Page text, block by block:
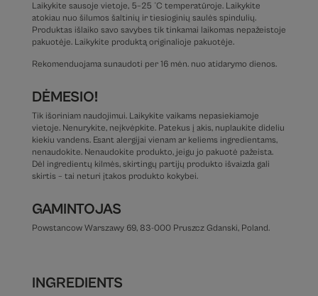
Laikykite sausoje vietoje, 5–25 °C temperatūroje. Laikykite
atokiau nuo šilumos šaltinių ir tiesioginių saulės spindulių.
Produktas išlaiko savo savybes tik tinkamai laikomas nepažeistoje
pakuotėje. Laikykite produktą originalioje pakuotėje.
Rekomenduojama sunaudoti per 16 mėn. nuo atidarymo dienos.
DĖMESIO!
Tik išoriniam naudojimui. Laikykite vaikams nepasiekiamoje
vietoje. Nenurykite, neįkvėpkite. Patekus į akis, nuplaukite dideliu
kiekiu vandens. Esant alergijai vienam ar keliems ingredientams,
nenaudokite. Nenaudokite produkto, jeigu jo pakuotė pažeista.
Dėl ingredientų kilmės, skirtingų partijų produkto išvaizda gali
skirtis – tai neturi įtakos produkto kokybei.
GAMINTOJAS
Powstancow Warszawy 69, 83-000 Pruszcz Gdanski, Poland.
INGREDIENTS